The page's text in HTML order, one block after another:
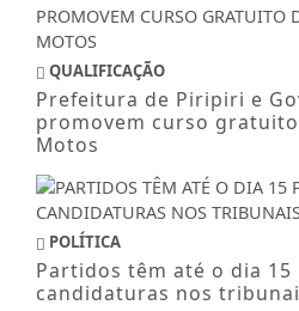
QUALIFICAÇÃO
Prefeitura de Piripiri e
promovem curso
Motos
POLÍTICA
Partidos têm até o dia
candidaturas nos